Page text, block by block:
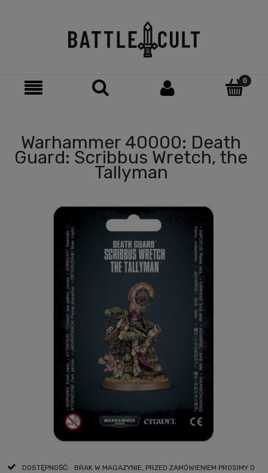
Warhammer 40000: Death
Guard: Scribbus Wretch, the
Tallyman
DOSTĘPNOŚĆ:
BRAK W MAGAZYNIE, PRZED ZAMÓWIENIEM PROSIMY O